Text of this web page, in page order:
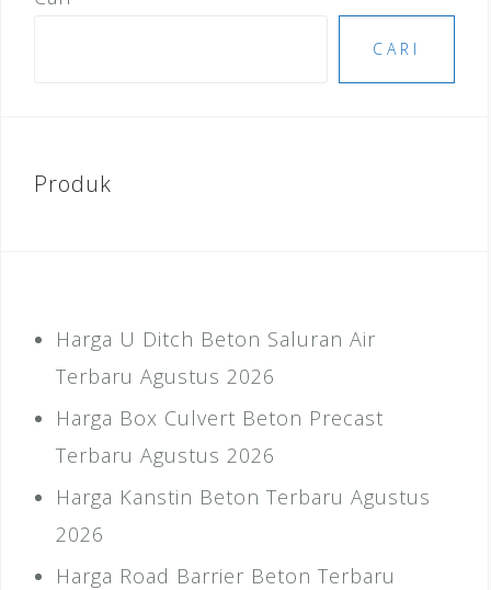
CARI
Produk
Harga U Ditch Beton Saluran Air
Terbaru Agustus 2026
Harga Box Culvert Beton Precast
Terbaru Agustus 2026
Harga Kanstin Beton Terbaru Agustus
2026
Harga Road Barrier Beton Terbaru